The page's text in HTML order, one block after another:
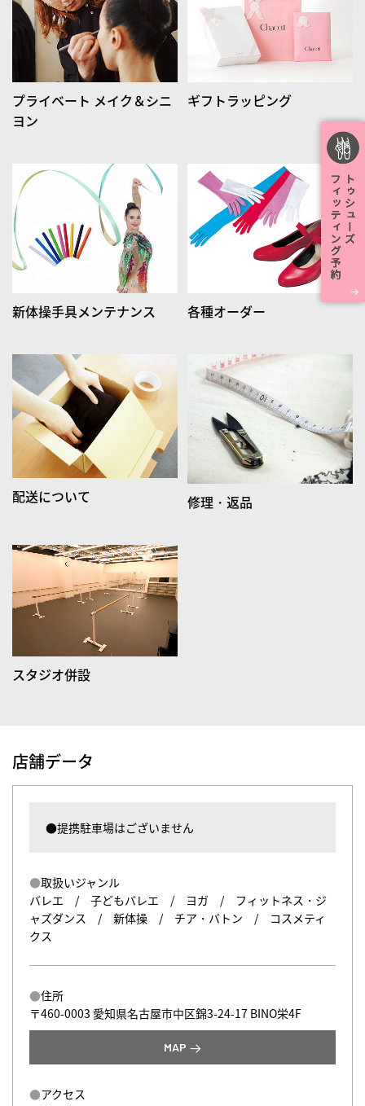
プライベート メイク＆シニ
ヨン
ギフトラッピング
新体操手具メンテナンス 各種オーダー
配送について 修理・返品
スタジオ併設
店舗データ
●提携駐車場はございません
取扱いジャンル
バレエ / 子どもバレエ / ヨガ / フィットネス・ジ
ャズダンス / 新体操 / チア・バトン / コスメティ
クス
住所
〒460-0003 愛知県名古屋市中区錦3-24-17 BINO栄4F
MAP
アクセス